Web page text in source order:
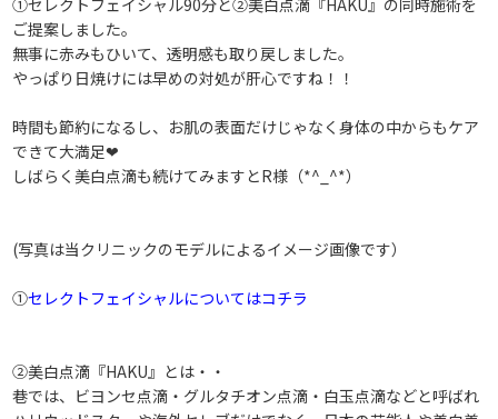
①セレクトフェイシャル90分と②美白点滴『HAKU』の同時施術を
ご提案しました。
無事に赤みもひいて、透明感も取り戻しました。
やっぱり日焼けには早めの対処が肝心ですね！！
時間も節約になるし、お肌の表面だけじゃなく身体の中からもケア
できて大満足❤
しばらく美白点滴も続けてみますとR様（*^_^*）
(写真は当クリニックのモデルによるイメージ画像です）
①セレクトフェイシャルについてはコチラ
②美白点滴『HAKU』とは・・
巷では、ビヨンセ点滴・グルタチオン点滴・白玉点滴などと呼ばれ